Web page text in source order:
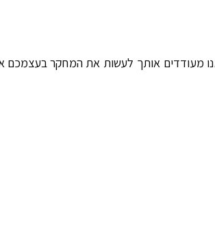
מעודדים אותך לעשות את המחקר בעצמכם